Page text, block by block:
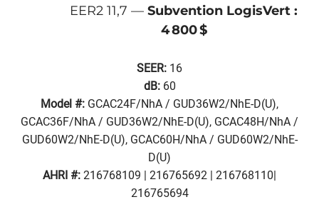
EER2 11,7 — Subvention LogisVert :
4 800 $
SEER: 16
dB: 60
Model #: GCAC24F/NhA / GUD36W2/NhE-D(U),
GCAC36F/NhA / GUD36W2/NhE-D(U), GCAC48H/NhA /
GUD60W2/NhE-D(U), GCAC60H/NhA / GUD60W2/NhE-
D(U)
AHRI #: 216768109 | 216765692 | 216768110|
216765694